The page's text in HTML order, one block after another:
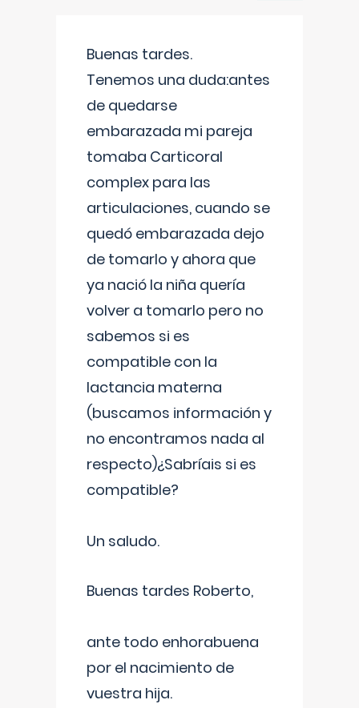
Buenas tardes.
Tenemos una duda:antes
de quedarse
embarazada mi pareja
tomaba Carticoral
complex para las
articulaciones, cuando se
quedó embarazada dejo
de tomarlo y ahora que
ya nació la niña quería
volver a tomarlo pero no
sabemos si es
compatible con la
lactancia materna
(buscamos información y
no encontramos nada al
respecto)¿Sabríais si es
compatible?
Un saludo.
Buenas tardes Roberto,
ante todo enhorabuena
por el nacimiento de
vuestra hija.